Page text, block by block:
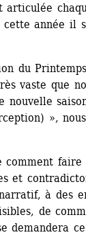
articulée
année il
du
vaste que
nouvelle
»,
comment faire
et
à des
de
demandera